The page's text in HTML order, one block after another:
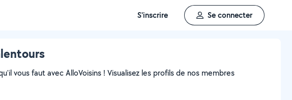
S'inscrire Se connecter
vous faut avec AlloVoisins ! Visualisez les profils de nos membres